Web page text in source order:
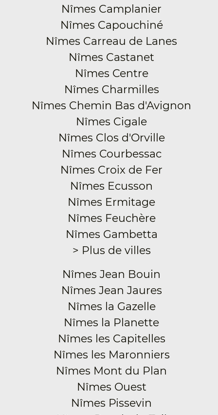
Nîmes Camplanier
Nîmes Capouchiné
Nîmes Carreau de Lanes
Nîmes Castanet
Nîmes Centre
Nîmes Charmilles
Nîmes Chemin Bas d'Avignon
Nîmes Cigale
Nîmes Clos d'Orville
Nîmes Courbessac
Nîmes Croix de Fer
Nîmes Ecusson
Nîmes Ermitage
Nîmes Feuchère
Nîmes Gambetta
> Plus de villes
Nîmes Jean Bouin
Nîmes Jean Jaures
Nîmes la Gazelle
Nîmes la Planette
Nîmes les Capitelles
Nîmes les Maronniers
Nîmes Mont du Plan
Nîmes Ouest
Nîmes Pissevin